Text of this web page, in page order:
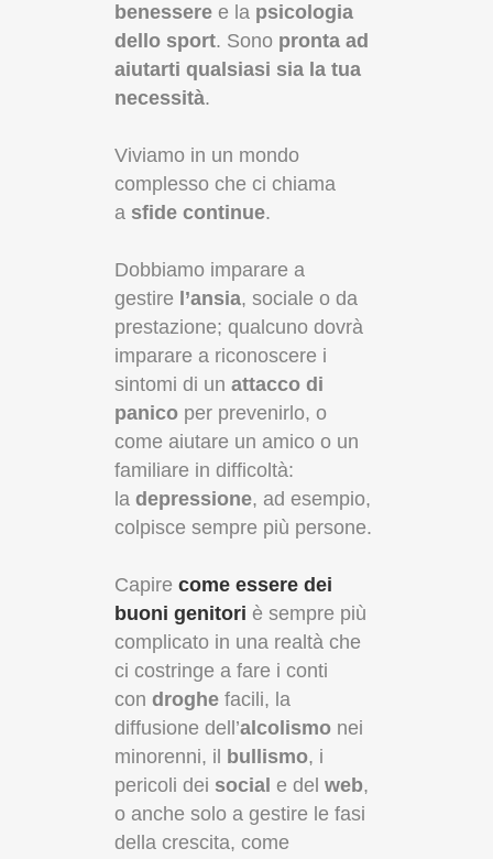
benessere e la psicologia
dello sport. Sono pronta ad
aiutarti qualsiasi sia la tua
necessità.
Viviamo in un mondo
complesso che ci chiama
a sfide continue.
Dobbiamo imparare a
gestire l’ansia, sociale o da
prestazione; qualcuno dovrà
imparare a riconoscere i
sintomi di un attacco di
panico per prevenirlo, o
come aiutare un amico o un
familiare in difficoltà:
la depressione, ad esempio,
colpisce sempre più persone.
Capire come essere dei
buoni genitori è sempre più
complicato in una realtà che
ci costringe a fare i conti
con droghe facili, la
diffusione dell’alcolismo nei
minorenni, il
bullismo, i
pericoli dei social e del web,
o anche solo a gestire le fasi
della crescita, come